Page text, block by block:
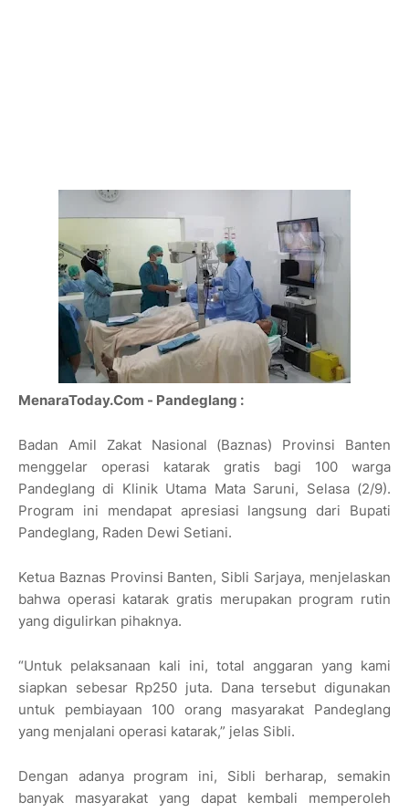
MenaraToday.Com - Pandeglang :
Badan Amil Zakat Nasional (Baznas) Provinsi Banten
menggelar operasi katarak gratis bagi 100 warga
Pandeglang di Klinik Utama Mata Saruni, Selasa (2/9).
Program ini mendapat apresiasi langsung dari Bupati
Pandeglang, Raden Dewi Setiani.
Ketua Baznas Provinsi Banten, Sibli Sarjaya, menjelaskan
bahwa operasi katarak gratis merupakan program rutin
yang digulirkan pihaknya.
“Untuk pelaksanaan kali ini, total anggaran yang kami
siapkan sebesar Rp250 juta. Dana tersebut digunakan
untuk pembiayaan 100 orang masyarakat Pandeglang
yang menjalani operasi katarak,” jelas Sibli.
Dengan adanya program ini, Sibli berharap, semakin
banyak masyarakat yang dapat kembali memperoleh